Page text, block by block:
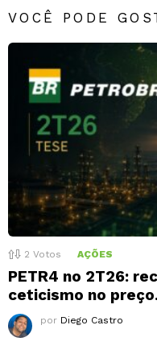
VOCÊ PODE
2 Votos AÇÕES
PETR4 no 2T26:
ceticismo no
por Diego Castro